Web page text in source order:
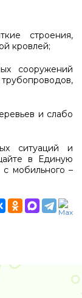
строения,
кровлей;
сооружений
и слабо
ситуаций и
в Единую
мобильного –